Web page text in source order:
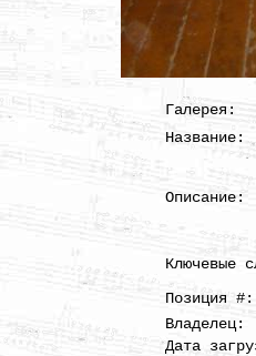
Галерея:
Название:
Описание:
Ключевые
Позиция #:
Владелец:
Дата